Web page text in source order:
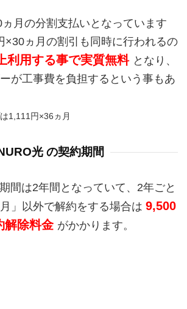
月の分割支払いとなっています
×30ヵ月の割引も同時に行われるの
利用する事で実質無料 となり、
が工事費を負担するという事もあ
1,111円×36ヵ月
光 の契約期間
間は2年間となっていて、2年ごと
」以外で解約をする場合は 9,500
解除料金 がかかります。